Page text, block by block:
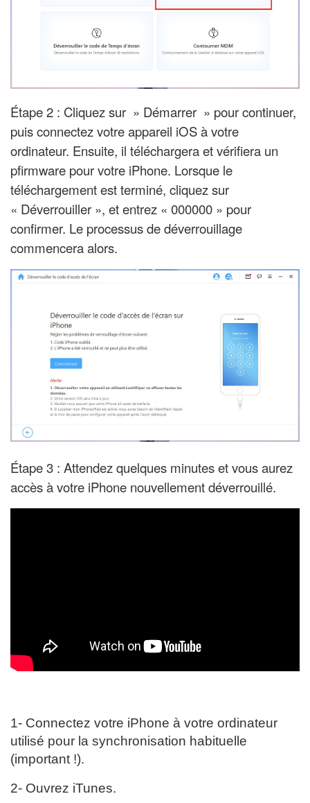
Étape 2 : Cliquez sur » Démarrer » pour continuer,
puis connectez votre appareil iOS à votre
ordinateur. Ensuite, il téléchargera et vérifiera un
pfirmware pour votre iPhone. Lorsque le
téléchargement est terminé, cliquez sur
« Déverrouiller », et entrez « 000000 » pour
confirmer. Le processus de déverrouillage
commencera alors.
Étape 3 : Attendez quelques minutes et vous aurez
accès à votre iPhone nouvellement déverrouillé.
1- Connectez votre iPhone à votre ordinateur
utilisé pour la synchronisation habituelle
(important !).
2- Ouvrez iTunes.